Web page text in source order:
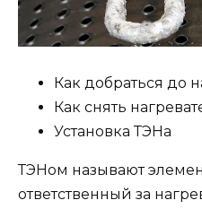
Как добраться до
Как снять
Установка ТЭНа
ТЭНом называют
ответственный за